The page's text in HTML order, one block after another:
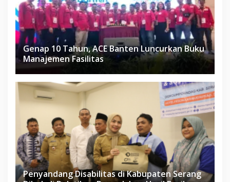
Genap 10 Tahun, ACE Banten Luncurkan Buku
Manajemen Fasilitas
Penyandang Disabilitas di Kabupaten Serang